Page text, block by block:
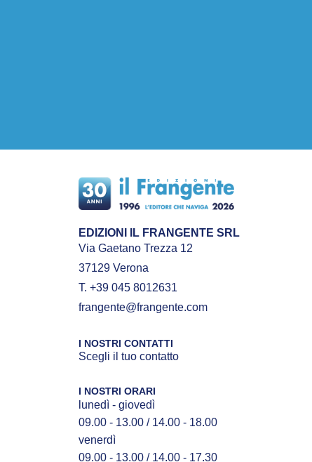
EDIZIONI IL FRANGENTE SRL
Via Gaetano Trezza 12
37129 Verona
T. +39 045 8012631
frangente@frangente.com
I NOSTRI CONTATTI
Scegli il tuo contatto
I NOSTRI ORARI
lunedì - giovedì
09.00 - 13.00 / 14.00 - 18.00
venerdì
09.00 - 13.00 / 14.00 - 17.30